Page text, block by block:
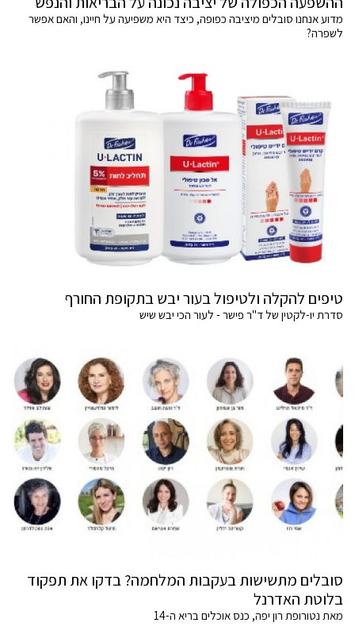
מדוע אנחנו סובלים מיציבה כפופה, כיצד היא משפיעה על חיינו, והאם אפשר
לשפרה?
טיפים להקלה ולטיפול בעור יבש בתקופת החורף
סדרת יו-לקטין של ד"ר פישר - לעור הכי יבש שיש
סובלים מתשישות בעקבות המלחמה? בדקו את תפקוד
בלוטת האדרנל
מאת נטורופת רון יפה, כנס אוכלים בריא ה-14